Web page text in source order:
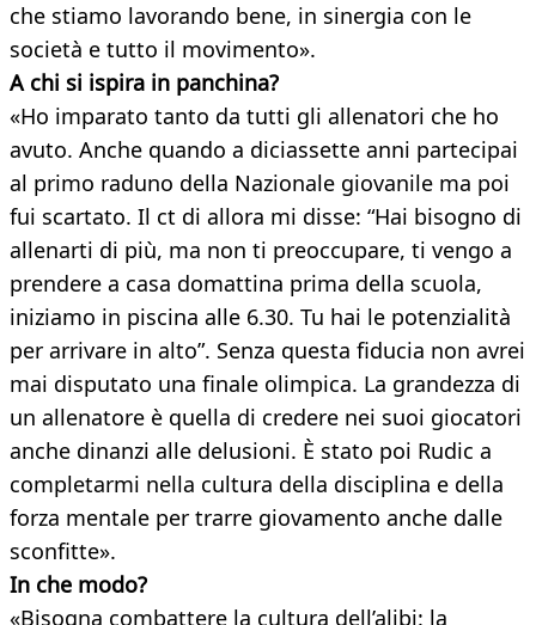
che stiamo lavorando bene, in sinergia con le
società e tutto il movimento».
A chi si ispira in panchina?
«Ho imparato tanto da tutti gli allenatori che ho
avuto. Anche quando a diciassette anni partecipai
al primo raduno della Nazionale giovanile ma poi
fui scartato. Il ct di allora mi disse: “Hai bisogno di
allenarti di più, ma non ti preoccupare, ti vengo a
prendere a casa domattina prima della scuola,
iniziamo in piscina alle 6.30. Tu hai le potenzialità
per arrivare in alto”. Senza questa fiducia non avrei
mai disputato una finale olimpica. La grandezza di
un allenatore è quella di credere nei suoi giocatori
anche dinanzi alle delusioni. È stato poi Rudic a
completarmi nella cultura della disciplina e della
forza mentale per trarre giovamento anche dalle
sconfitte».
In che modo?
«Bisogna combattere la cultura dell’alibi: la